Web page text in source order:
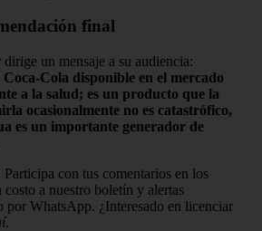
final
un mensaje a su audiencia:
Cola disponible en el mercado
a la salud; es un producto que la
ocasionalmente no es catastrófico,
es un importante generador de
Participa con tus comentarios en los
a nuestro boletín y alertas
por WhatsApp. ¿Interesado en licenciar
.